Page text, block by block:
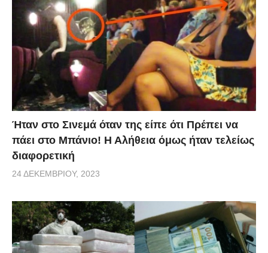
Ήταν στο Σινεμά όταν της είπε ότι Πρέπει να
πάει στο Μπάνιο! Η Αλήθεια όμως ήταν τελείως
διαφορετική
24 ΔΕΚΕΜΒΡΊΟΥ, 2023